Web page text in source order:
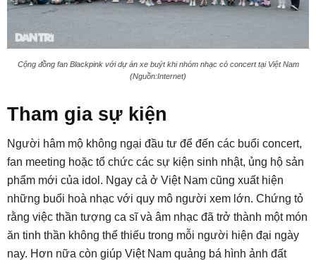
Cộng đồng fan Blackpink với dự án xe buýt khi nhóm nhạc có concert tại Việt Nam
(Nguồn:Internet)
Tham gia sự kiện
Người hâm mộ không ngại đầu tư để đến các buổi concert,
fan meeting hoặc tổ chức các sự kiện sinh nhật, ủng hộ sản
phẩm mới của idol. Ngay cả ở Việt Nam cũng xuất hiện
những buổi hoà nhạc với quy mô người xem lớn. Chứng tỏ
rằng việc thần tượng ca sĩ và âm nhạc đã trở thành một món
ăn tinh thần không thể thiếu trong mỗi người hiện đại ngày
nay. Hơn nữa còn giúp Việt Nam quảng bá hình ảnh đất